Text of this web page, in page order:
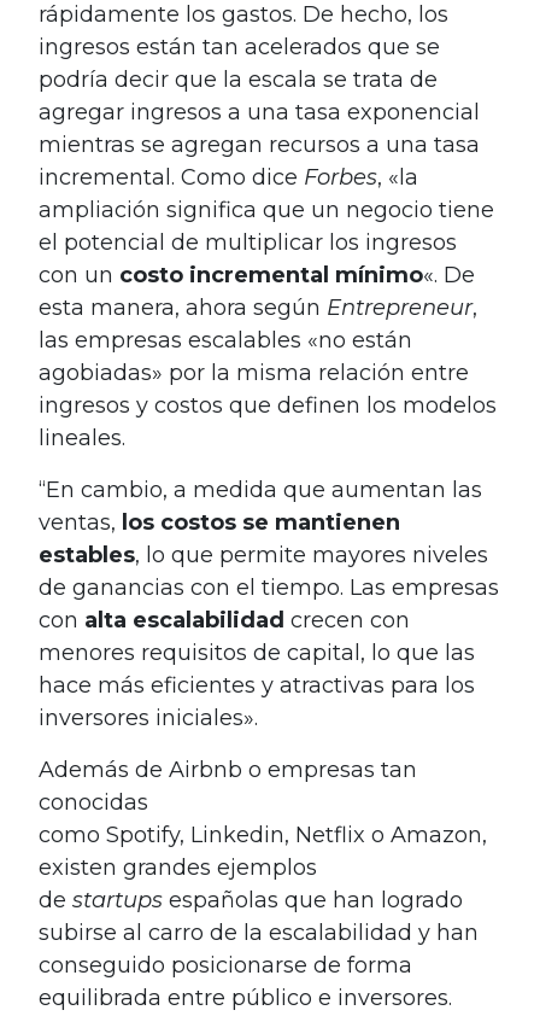
rápidamente los gastos. De hecho, los
ingresos están tan acelerados que se
podría decir que la escala se trata de
agregar ingresos a una tasa exponencial
mientras se agregan recursos a una tasa
incremental. Como dice Forbes, «la
ampliación significa que un negocio tiene
el potencial de multiplicar los ingresos
con un costo incremental mínimo«. De
esta manera, ahora según Entrepreneur,
las empresas escalables «no están
agobiadas» por la misma relación entre
ingresos y costos que definen los modelos
lineales.
“En cambio, a medida que aumentan las
ventas, los costos se mantienen
estables, lo que permite mayores niveles
de ganancias con el tiempo. Las empresas
con alta escalabilidad crecen con
menores requisitos de capital, lo que las
hace más eficientes y atractivas para los
inversores iniciales».
Además de Airbnb o empresas tan
conocidas
como Spotify, Linkedin, Netflix o Amazon,
existen grandes ejemplos
de startups españolas que han logrado
subirse al carro de la escalabilidad y han
conseguido posicionarse de forma
equilibrada entre público e inversores.